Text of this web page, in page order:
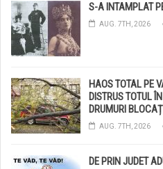
S-A INTAMPLAT
AUG. 7TH, 2026
HAOS TOTAL PE
DISTRUS TOTUL
DRUMURI
DISTRUSE DE
AUG. 7TH, 2026
DE PRIN JUDET